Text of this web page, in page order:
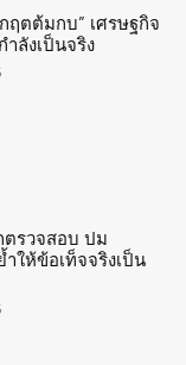
ฤตต้มกบ” เศรษฐกิจ
ลังเป็นจริง
ตรวจสอบ ปม
ให้ข้อเท็จจริงเป็น